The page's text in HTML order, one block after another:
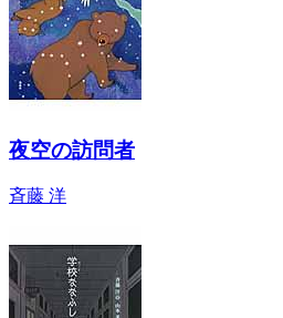
夜空の訪問者
斉藤 洋